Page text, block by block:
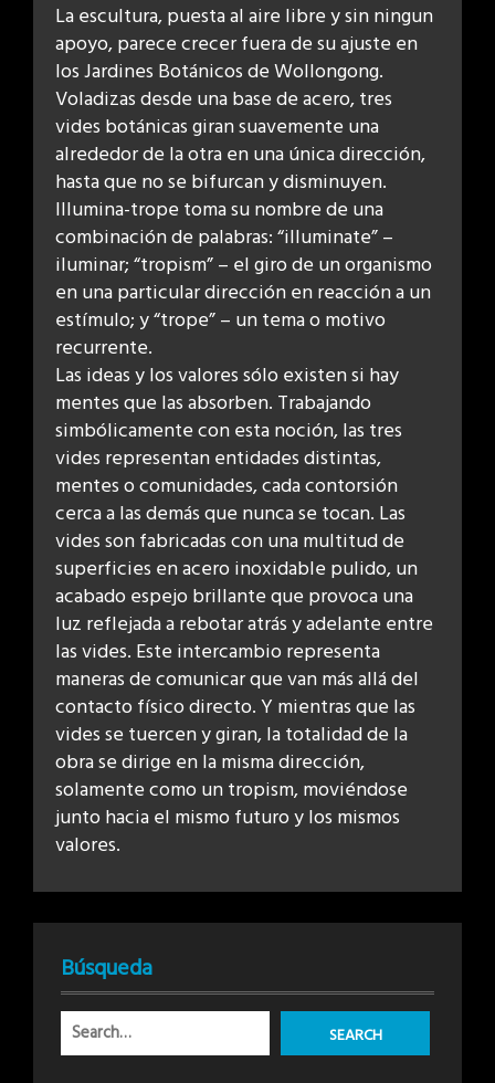
La escultura, puesta al aire libre y sin ningun
apoyo, parece crecer fuera de su ajuste en
los Jardines Botánicos de Wollongong.
Voladizas desde una base de acero, tres
vides botánicas giran suavemente una
alrededor de la otra en una única dirección,
hasta que no se bifurcan y disminuyen.
Illumina-trope toma su nombre de una
combinación de palabras: “illuminate” –
iluminar; “tropism” – el giro de un organismo
en una particular dirección en reacción a un
estímulo; y “trope” – un tema o motivo
recurrente.
Las ideas y los valores sólo existen si hay
mentes que las absorben. Trabajando
simbólicamente con esta noción, las tres
vides representan entidades distintas,
mentes o comunidades, cada contorsión
cerca a las demás que nunca se tocan. Las
vides son fabricadas con una multitud de
superficies en acero inoxidable pulido, un
acabado espejo brillante que provoca una
luz reflejada a rebotar atrás y adelante entre
las vides. Este intercambio representa
maneras de comunicar que van más allá del
contacto físico directo. Y mientras que las
vides se tuercen y giran, la totalidad de la
obra se dirige en la misma dirección,
solamente como un tropism, moviéndose
junto hacia el mismo futuro y los mismos
valores.
Búsqueda